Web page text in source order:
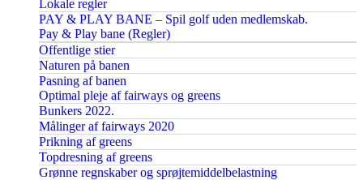
Lokale regler
PAY & PLAY BANE – Spil golf uden medlemskab.
Pay & Play bane (Regler)
Offentlige stier
Naturen på banen
Pasning af banen
Optimal pleje af fairways og greens
Bunkers 2022.
Målinger af fairways 2020
Prikning af greens
Topdresning af greens
Grønne regnskaber og sprøjtemiddelbelastning